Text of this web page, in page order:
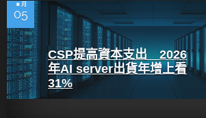
8 月
05
CSP提高資本支出 2026
年AI server出貨年增上看
31%